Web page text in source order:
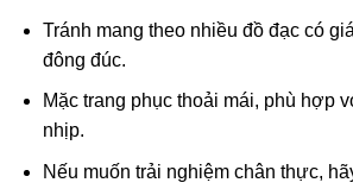
Tránh mang theo nhiều đồ đạc có
đông đúc.
Mặc trang phục thoải mái, phù hợp
nhịp.
Nếu muốn trải nghiệm chân thực,